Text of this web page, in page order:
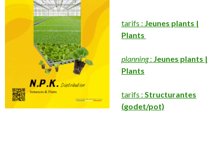
tarifs : Jeunes plants |
Plants
planning: Jeunes plants |
Plants
tarifs : Structurantes
(godet/pot)